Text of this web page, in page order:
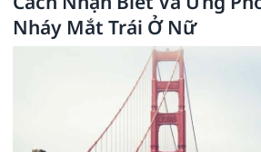
Nháy Mắt Trái Ở Nữ